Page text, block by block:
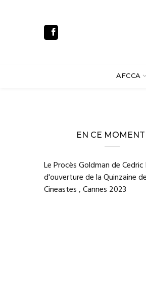
AFCCA
EN CE MOMENT
Le Procès Goldman de Cedric
d'ouverture de la Quinzaine
Cineastes , Cannes 2023